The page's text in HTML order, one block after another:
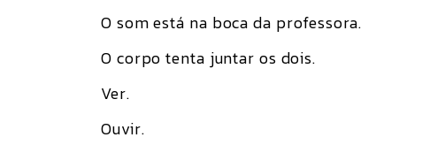
O som está na boca da professora.
O corpo tenta juntar os dois.
Ver.
Ouvir.